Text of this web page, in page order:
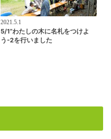
2021.5.1
5/1”わたしの木に名札をつけよ
う-2を行いました